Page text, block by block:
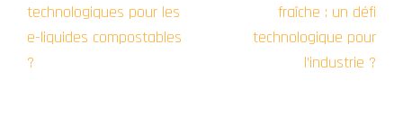
technologiques pour les
e-liquides compostables
?
fraîche : un défi
technologique pour
l’industrie ?